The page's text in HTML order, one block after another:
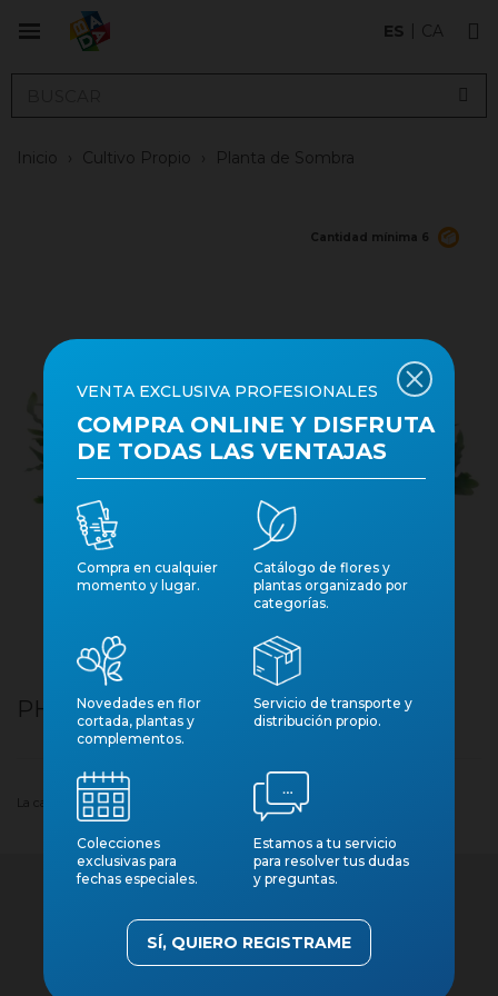
ES CA
Inicio Cultivo Propio Planta de Sombra
Cantidad mínima 6
PHLEBODIUM BLUE STAR M17
La cantidad mínima del pedido de compra para el producto es 6.
VENTA EXCLUSIVA PROFESIONALES
COMPRA ONLINE Y DISFRUTA
DE TODAS LAS VENTAJAS
Compra en cualquier
momento y lugar.
Catálogo de flores y
plantas organizado por
categorías.
Novedades en flor
cortada, plantas y
complementos.
Servicio de transporte y
distribución propio.
Colecciones
exclusivas para
fechas especiales.
Estamos a tu servicio
para resolver tus dudas
y preguntas.
SÍ, QUIERO REGISTRAME